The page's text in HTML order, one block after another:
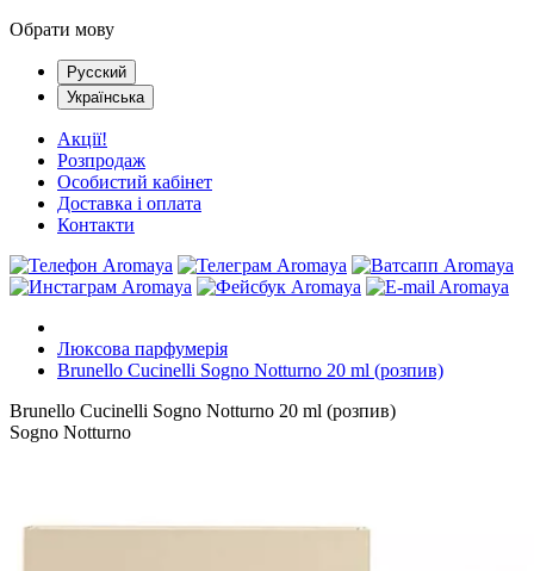
Обрати мову
Русский
Українська
Акції!
Розпродаж
Особистий кабінет
Доставка і оплата
Контакти
Люксова парфумерія
Brunello Cucinelli Sogno Notturno 20 ml (розпив)
Brunello Cucinelli Sogno Notturno 20 ml (розпив)
Sogno Notturno